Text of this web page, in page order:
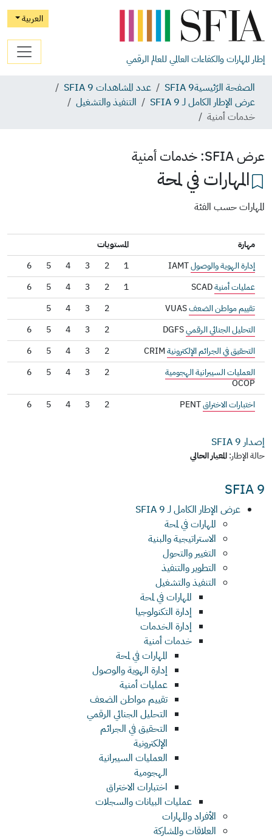
العربية
إطار المهارات والكفاءات العالمي للعالم الرقمي
الصفحة الرّئيسيةSFIA 9
عدد المشاهدات SFIA 9
عرض الإطار الكامل لـ SFIA 9
التنفيذ والتشغيل
خدمات أمنية
عرض SFIA: خدمات أمنية
المهارات في لمحة
المهارات حسب الفئة
مهارة
المستويات
إدارة الهوية والوصولIAMT
1
2
3
4
5
6
عمليات أمنيةSCAD
1
2
3
4
5
6
تقييم مواطن الضعفVUAS
2
3
4
5
التحليل الجنائي الرقميDGFS
2
3
4
5
6
التحقيق في الجرائم الإلكترونيةCRIM
2
3
4
5
6
العمليات السيبرانية الهجومية
OCOP
2
3
4
5
6
اختبارات الاختراقPENT
2
3
4
5
6
إصدار SFIA 9
حالة الإطار:المعيار الحالي
SFIA 9
عرض الإطار الكامل لـ SFIA 9
المهارات في لمحة
الاستراتيجية والبنية
التغيير والتحول
التطوير والتنفيذ
التنفيذ والتشغيل
المهارات في لمحة
إدارة التكنولوجيا
إدارة الخدمات
خدمات أمنية
المهارات في لمحة
إدارة الهوية والوصول
عمليات أمنية
تقييم مواطن الضعف
التحليل الجنائي الرقمي
التحقيق في الجرائم
الإلكترونية
العمليات السيبرانية
الهجومية
اختبارات الاختراق
عمليات البيانات والسجلات
الأفراد والمهارات
العلاقات والمشاركة